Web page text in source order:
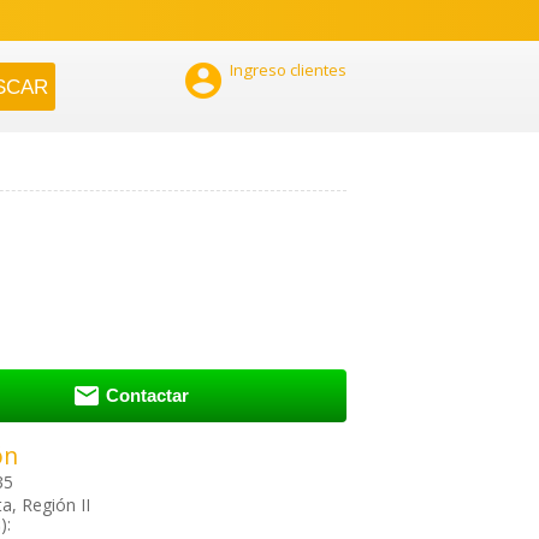
 Ingreso clientes
 Contactar
Región II